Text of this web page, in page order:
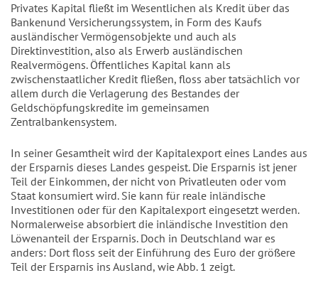
Privates Kapital fließt im Wesentlichen als Kredit über das
Bankenund Versicherungssystem, in Form des Kaufs
ausländischer Vermögensobjekte und auch als
Direktinvestition, also als Erwerb ausländischen
Realvermögens. Öffentliches Kapital kann als
zwischenstaatlicher Kredit fließen, floss aber tatsächlich vor
allem durch die Verlagerung des Bestandes der
Geldschöpfungskredite im gemeinsamen
Zentralbankensystem.
In seiner Gesamtheit wird der Kapitalexport eines Landes aus
der Ersparnis dieses Landes gespeist. Die Ersparnis ist jener
Teil der Einkommen, der nicht von Privatleuten oder vom
Staat konsumiert wird. Sie kann für reale inländische
Investitionen oder für den Kapitalexport eingesetzt werden.
Normalerweise absorbiert die inländische Investition den
Löwenanteil der Ersparnis. Doch in Deutschland war es
anders: Dort floss seit der Einführung des Euro der größere
Teil der Ersparnis ins Ausland, wie Abb. 1 zeigt.